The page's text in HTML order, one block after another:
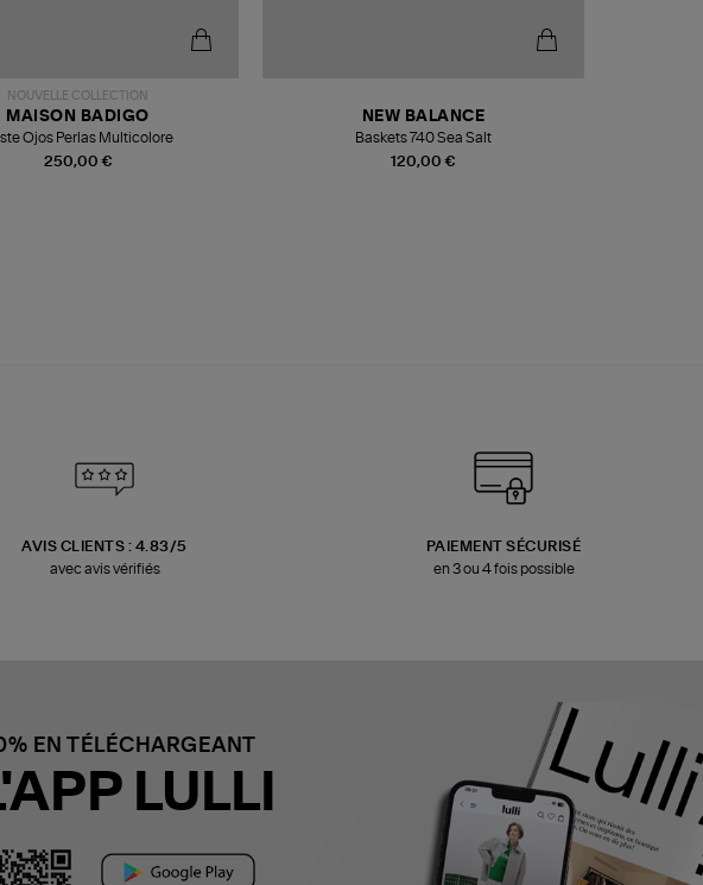
NOUVELLE COLLECTION
250,00 €
MAISON BADIGO
Ojos Perlas Multicolore
120,00 €
NEW BALANCE
Baskets 740 Sea Salt
AVIS CLIENTS : 4.83/5
avec avis vérifiés
PAIEMENT SÉCURISÉ
en 3 ou 4 fois possible
EN TÉLÉCHARGEANT
LULLI